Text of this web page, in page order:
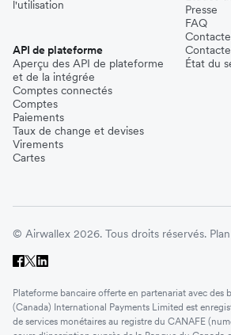
l'utilisation
API de plateforme
Aperçu des API de plateforme
et de la intégrée
Comptes connectés
Comptes
Paiements
Taux de change et devises
Virements
Cartes
Presse
FAQ
État du
© Airwallex 2026. Tous droits réservés.
Plateforme bancaire offerte en partenariat avec des
(Canada) International Payments Limited est
de services monétaires au registre du CANAFE